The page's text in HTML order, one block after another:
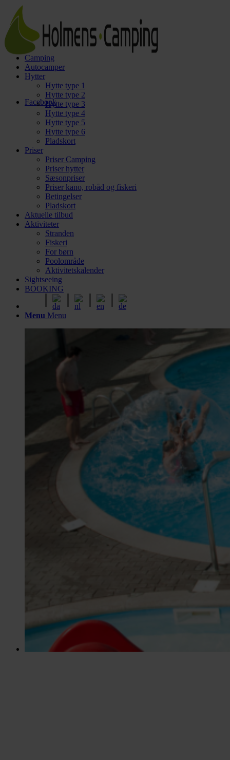
Facebook
Camping
Autocamper
Hytter
Hytte type 1
Hytte type 2
Hytte type 3
Hytte type 4
Hytte type 5
Hytte type 6
Pladskort
Priser
Priser Camping
Priser hytter
Sæsonpriser
Priser kano, robåd og fiskeri
Betingelser
Pladskort
Aktuelle tilbud
Aktiviteter
Stranden
Fiskeri
For børn
Poolområde
Aktivitetskalender
Sightseeing
BOOKING
Menu Menu